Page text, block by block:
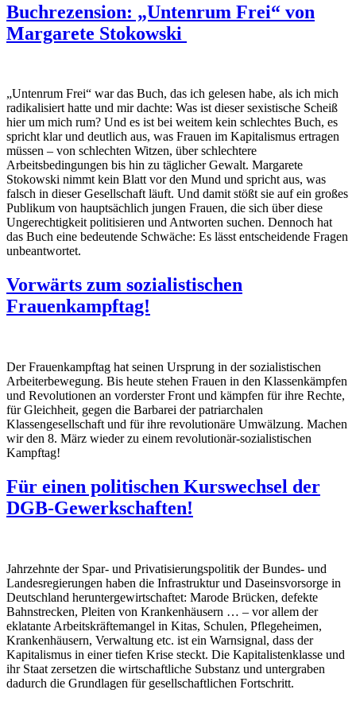
Buchrezension: „Untenrum Frei“ von
Margarete Stokowski
„Untenrum Frei“ war das Buch, das ich gelesen habe, als ich mich
radikalisiert hatte und mir dachte: Was ist dieser sexistische Scheiß
hier um mich rum? Und es ist bei weitem kein schlechtes Buch, es
spricht klar und deutlich aus, was Frauen im Kapitalismus ertragen
müssen – von schlechten Witzen, über schlechtere
Arbeitsbedingungen bis hin zu täglicher Gewalt. Margarete
Stokowski nimmt kein Blatt vor den Mund und spricht aus, was
falsch in dieser Gesellschaft läuft. Und damit stößt sie auf ein großes
Publikum von hauptsächlich jungen Frauen, die sich über diese
Ungerechtigkeit politisieren und Antworten suchen. Dennoch hat
das Buch eine bedeutende Schwäche: Es lässt entscheidende Fragen
unbeantwortet.
Vorwärts zum sozialistischen
Frauenkampftag!
Der Frauenkampftag hat seinen Ursprung in der sozialistischen
Arbeiterbewegung. Bis heute stehen Frauen in den Klassenkämpfen
und Revolutionen an vorderster Front und kämpfen für ihre Rechte,
für Gleichheit, gegen die Barbarei der patriarchalen
Klassengesellschaft und für ihre revolutionäre Umwälzung. Machen
wir den 8. März wieder zu einem revolutionär-sozialistischen
Kampftag!
Für einen politischen Kurswechsel der
DGB-Gewerkschaften!
Jahrzehnte der Spar- und Privatisierungspolitik der Bundes- und
Landesregierungen haben die Infrastruktur und Daseinsvorsorge in
Deutschland heruntergewirtschaftet: Marode Brücken, defekte
Bahnstrecken, Pleiten von Krankenhäusern … – vor allem der
eklatante Arbeitskräftemangel in Kitas, Schulen, Pflegeheimen,
Krankenhäusern, Verwaltung etc. ist ein Warnsignal, dass der
Kapitalismus in einer tiefen Krise steckt. Die Kapitalistenklasse und
ihr Staat zersetzen die wirtschaftliche Substanz und untergraben
dadurch die Grundlagen für gesellschaftlichen Fortschritt.